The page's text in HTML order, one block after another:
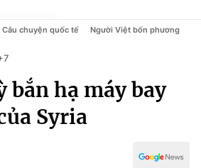
Câu chuyện quốc tế Người Việt bốn phương
bắn hạ máy bay
Syria